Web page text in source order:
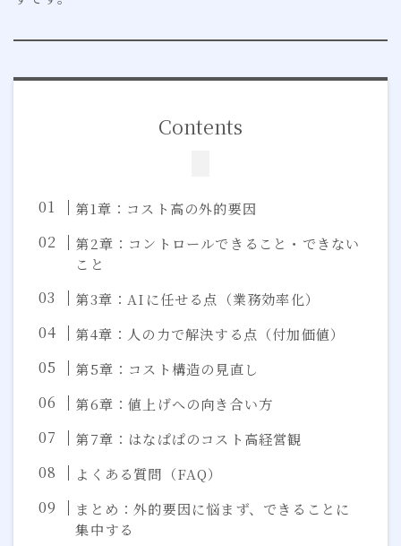
Contents
第1章：コスト高の外的要因
第2章：コントロールできること・できない
こと
第3章：AIに任せる点（業務効率化）
第4章：人の力で解決する点（付加価値）
第5章：コスト構造の見直し
第6章：値上げへの向き合い方
第7章：はなぱぱのコスト高経営観
よくある質問（FAQ）
まとめ：外的要因に悩まず、できることに
集中する